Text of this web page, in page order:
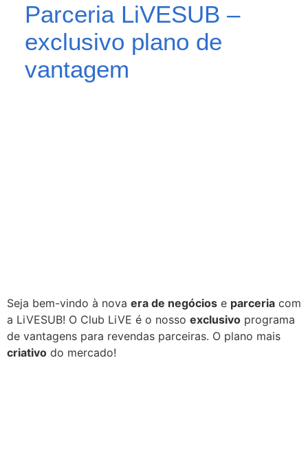
Parceria LiVESUB –
exclusivo plano de
vantagem
Seja bem-vindo à nova era de negócios e parceria com
a LiVESUB! O Club LiVE é o nosso exclusivo programa
de vantagens para revendas parceiras. O plano mais
criativo do mercado!